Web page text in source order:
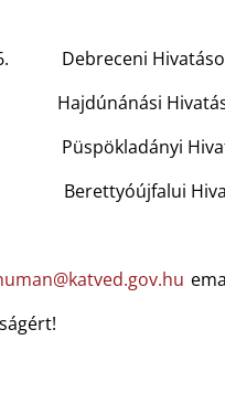
Debreceni
Püspökladányi
Berettyóújfalui